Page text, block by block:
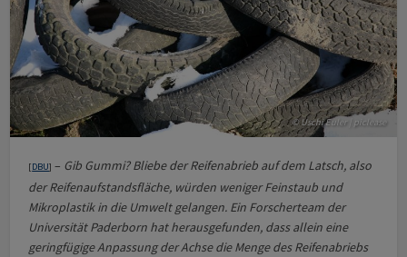
© Uschi Euler | piclease
[DBU] – Gib Gummi? Bliebe der Reifenabrieb auf dem Latsch, also
der Reifenaufstandsfläche, würden weniger Feinstaub und
Mikroplastik in die Umwelt gelangen. Ein Forscherteam der
Universität Paderborn hat herausgefunden, dass allein eine
geringfügige Anpassung der Achse die Menge des Reifenabriebs